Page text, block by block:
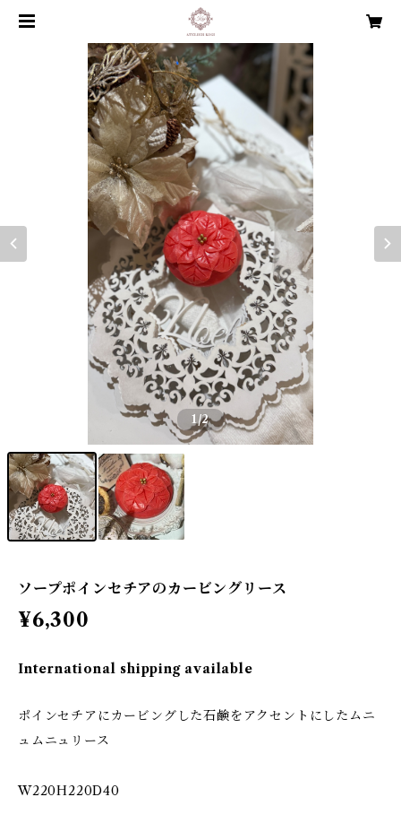
1 /2
ソープポインセチアのカービングリース
¥6,300
International shipping available
ポインセチアにカービングした石鹸をアクセントにしたムニ
ュムニュリース
W220H220D40